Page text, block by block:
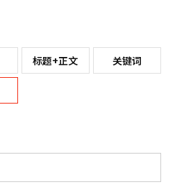
标题+正文 关键词